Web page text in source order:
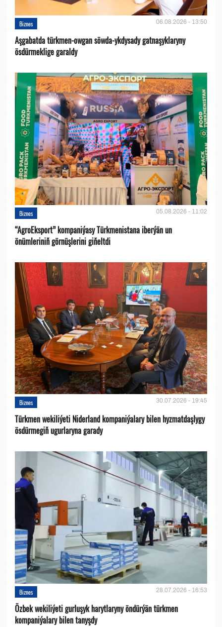
Biznes 06.08.2026 - 13:50
Aşgabatda türkmen-owgan söwda-ykdysady gatnaşyklaryny
ösdürmeklige garaldy
Biznes 05.08.2026 - 11:02
“AgroEksport” kompaniýasy Türkmenistana iberýän un
önümleriniň görnüşlerini giňeltdi
Biznes 30.07.2026 - 19:45
Türkmen wekiliýeti Niderland kompaniýalary bilen hyzmatdaşlygy
ösdürmegiň ugurlaryna garady
Biznes 28.07.2026 - 16:53
Özbek wekiliýeti gurluşyk harytlaryny öndürýän türkmen
kompaniýalary bilen tanyşdy